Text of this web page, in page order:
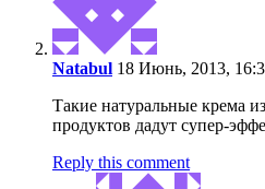
Natabul 18 Июнь, 2013,
Такие натуральные крема
продуктов дадут супер-
Reply this comment